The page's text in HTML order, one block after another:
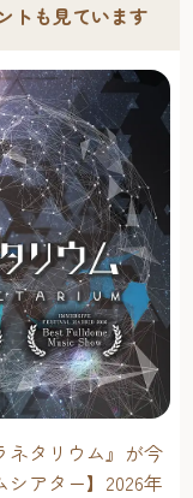
トも見ています
ネタリウム』が今
アター】2026年